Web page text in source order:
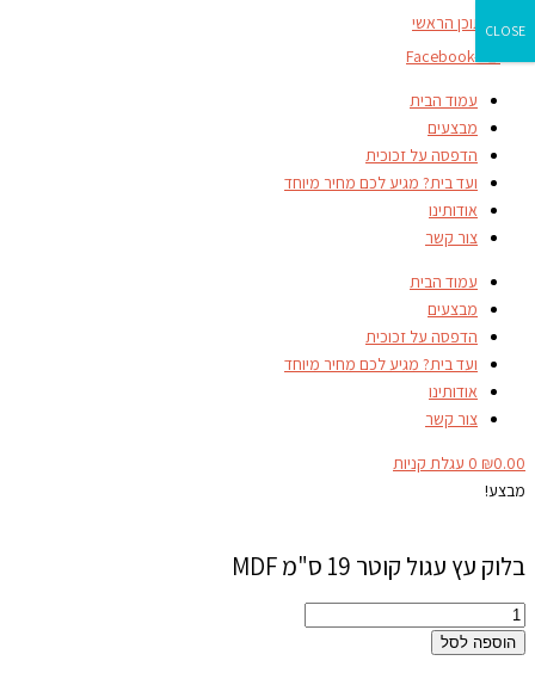
דילוג לתוכן הראשי
Facebook-f
עמוד הבית
מבצעים
הדפסה על זכוכית
ועד בית? מגיע לכם מחיר מיוחד
אודותינו
צור קשר
עמוד הבית
מבצעים
הדפסה על זכוכית
ועד בית? מגיע לכם מחיר מיוחד
אודותינו
צור קשר
₪0.00
0 עגלת קניות
מבצע!
בלוק עץ עגול קוטר 19 ס"מ MDF
הוספה לסל
CLOSE